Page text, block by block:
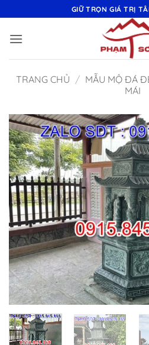
qua
nội
GIỮ TRỌN GIÁ TRỊ
TRANG CHỦ / MẪU MỘ ĐÁ
MÁI